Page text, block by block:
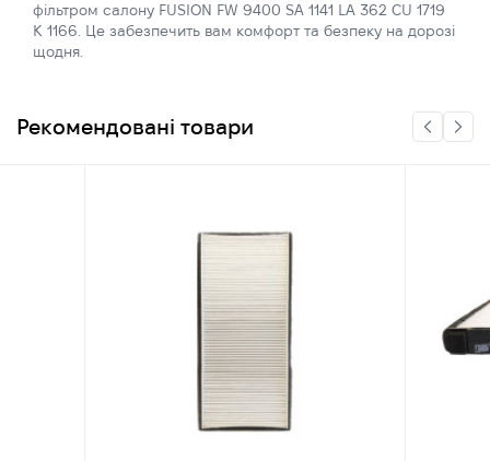
фільтром салону FUSION FW 9400 SA 1141 LA 362 CU 1719
K 1166. Це забезпечить вам комфорт та безпеку на дорозі
щодня.
Рекомендовані товари